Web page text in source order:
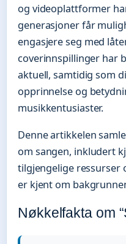
og videoplattformer
generasjoner får
engasjere seg med
coverinnspillinger har
aktuell, samtidig som
opprinnelse og
musikkentusiaster.
Denne artikkelen
om sangen, inkludert
tilgjengelige ressurser
er kjent om
Nøkkelfakta om